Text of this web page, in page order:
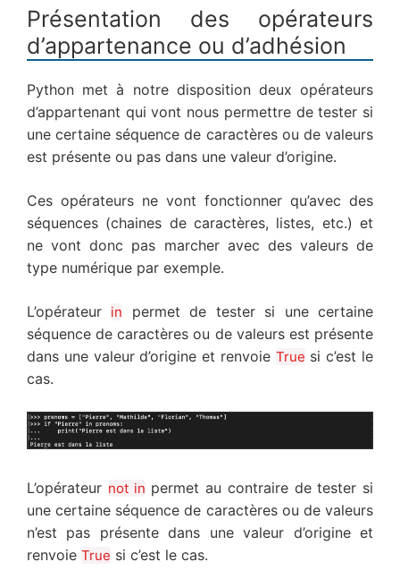
Présentation des opérateurs
d’appartenance ou d’adhésion
Python met à notre disposition deux opérateurs
d’appartenant qui vont nous permettre de tester si
une certaine séquence de caractères ou de valeurs
est présente ou pas dans une valeur d’origine.
Ces opérateurs ne vont fonctionner qu’avec des
séquences (chaines de caractères, listes, etc.) et
ne vont donc pas marcher avec des valeurs de
type numérique par exemple.
L’opérateur in
permet de tester si une certaine
séquence de caractères ou de valeurs est présente
dans une valeur d’origine et renvoie True si c’est le
cas.
L’opérateur not in permet au contraire de tester si
une certaine séquence de caractères ou de valeurs
n’est pas présente dans une valeur d’origine et
renvoie True si c’est le cas.